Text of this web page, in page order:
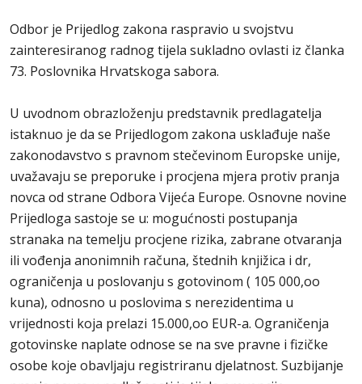
Odbor je Prijedlog zakona raspravio u svojstvu
zainteresiranog radnog tijela sukladno ovlasti iz članka
73. Poslovnika Hrvatskoga sabora.
U uvodnom obrazloženju predstavnik predlagatelja
istaknuo je da se Prijedlogom zakona usklađuje naše
zakonodavstvo s pravnom stečevinom Europske unije,
uvažavaju se preporuke i procjena mjera protiv pranja
novca od strane Odbora Vijeća Europe. Osnovne novine
Prijedloga sastoje se u: mogućnosti postupanja
stranaka na temelju procjene rizika, zabrane otvaranja
ili vođenja anonimnih računa, štednih knjižica i dr,
ograničenja u poslovanju s gotovinom ( 105 000,oo
kuna), odnosno u poslovima s nerezidentima u
vrijednosti koja prelazi 15.000,oo EUR-a. Ograničenja
gotovinske naplate odnose se na sve pravne i fizičke
osobe koje obavljaju registriranu djelatnost. Suzbijanje